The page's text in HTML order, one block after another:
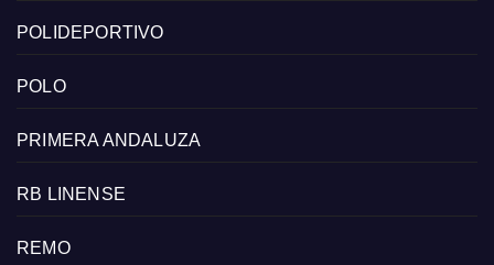
POLIDEPORTIVO
POLO
PRIMERA ANDALUZA
RB LINENSE
REMO